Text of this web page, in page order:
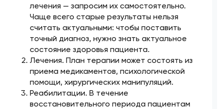
лечения — запросим их самостоятельно.
Чаще всего старые результаты нельзя
считать актуальными: чтобы поставить
точный диагноз, нужно знать актуальное
состояние здоровья пациента.
Лечения. План терапии может состоять из
приема медикаментов, психологической
помощи, хирургических манипуляций.
Реабилитации. В течение
восстановительного периода пациентам